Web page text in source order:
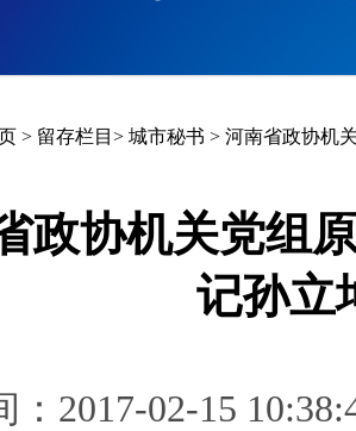
> 留存栏目 > 城市秘书 > 河南省政协机
政协机关党组
记孙立
：2017-02-15